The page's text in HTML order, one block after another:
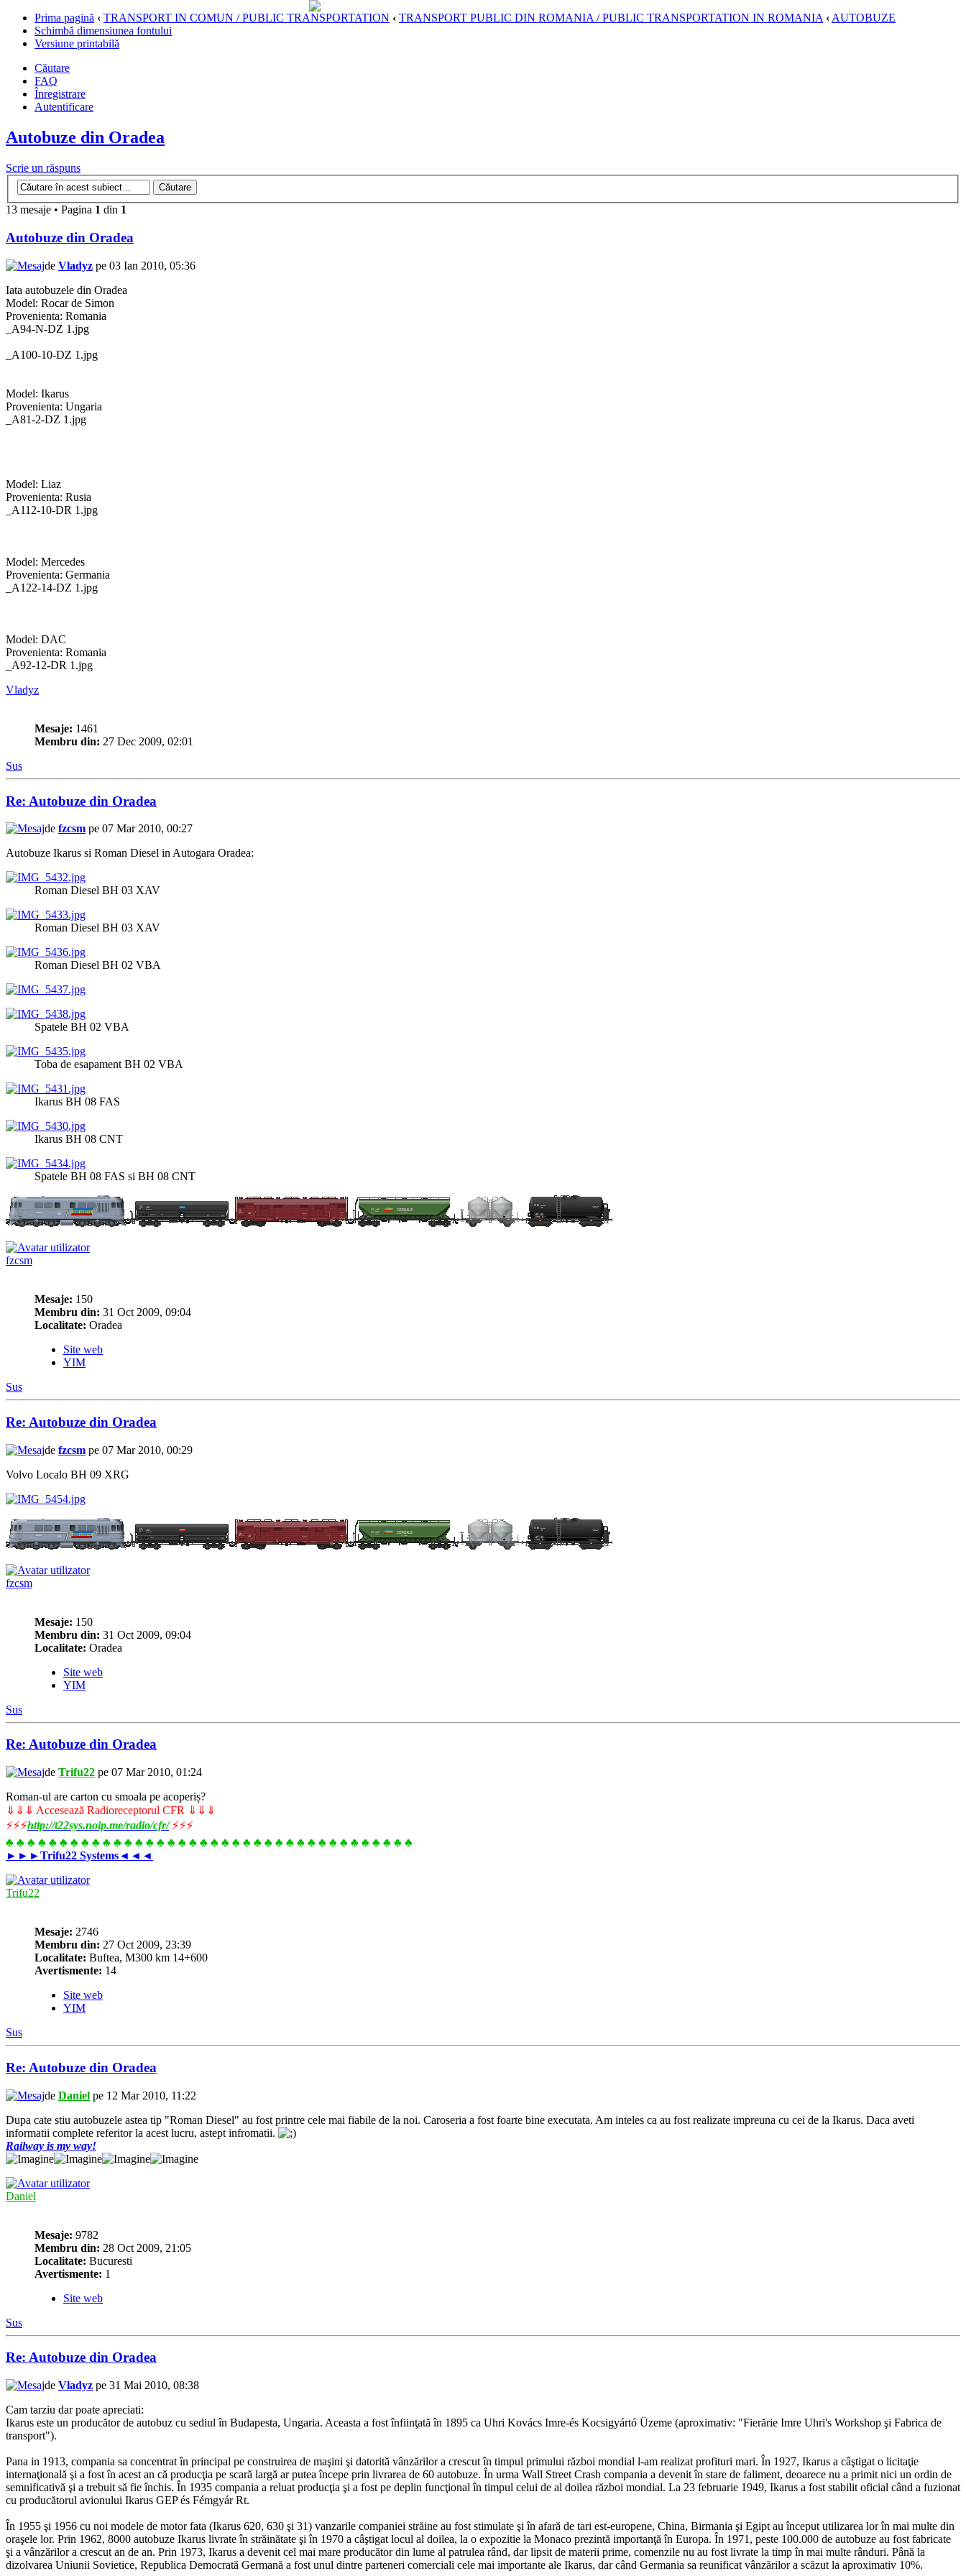
Prima pagină ‹ TRANSPORT IN COMUN / PUBLIC TRANSPORTATION ‹ TRANSPORT PUBLIC DIN ROMANIA / PUBLIC TRANSPORTATION IN ROMANIA ‹ AUTOBUZE
Schimbă dimensiunea fontului
Versiune printabilă
Căutare
FAQ
Înregistrare
Autentificare
Autobuze din Oradea
Scrie un răspuns
13 mesaje • Pagina 1 din 1
Autobuze din Oradea
de Vladyz pe 03 Ian 2010, 05:36
Iata autobuzele din Oradea
Model: Rocar de Simon
Provenienta: Romania
_A94-N-DZ 1.jpg
_A100-10-DZ 1.jpg
Model: Ikarus
Provenienta: Ungaria
_A81-2-DZ 1.jpg
Model: Liaz
Provenienta: Rusia
_A112-10-DR 1.jpg
Model: Mercedes
Provenienta: Germania
_A122-14-DZ 1.jpg
Model: DAC
Provenienta: Romania
_A92-12-DR 1.jpg
Vladyz
Mesaje: 1461
Membru din: 27 Dec 2009, 02:01
Sus
Re: Autobuze din Oradea
de fzcsm pe 07 Mar 2010, 00:27
Autobuze Ikarus si Roman Diesel in Autogara Oradea:
Roman Diesel BH 03 XAV
Roman Diesel BH 03 XAV
Roman Diesel BH 02 VBA
Spatele BH 02 VBA
Toba de esapament BH 02 VBA
Ikarus BH 08 FAS
Ikarus BH 08 CNT
Spatele BH 08 FAS si BH 08 CNT
fzcsm
Mesaje: 150
Membru din: 31 Oct 2009, 09:04
Localitate: Oradea
Site web
YIM
Sus
Re: Autobuze din Oradea
de fzcsm pe 07 Mar 2010, 00:29
Volvo Localo BH 09 XRG
fzcsm
Mesaje: 150
Membru din: 31 Oct 2009, 09:04
Localitate: Oradea
Site web
YIM
Sus
Re: Autobuze din Oradea
de Trifu22 pe 07 Mar 2010, 01:24
Roman-ul are carton cu smoala pe acoperiș?
⇓⇓⇓ Accesează Radioreceptorul CFR ⇓⇓⇓
⚡⚡⚡http://t22sys.noip.me/radio/cfr/ ⚡⚡⚡
♣ ♣ ♣ ♣ ♣ ♣ ♣ ♣ ♣ ♣ ♣ ♣ ♣ ♣ ♣ ♣ ♣ ♣ ♣ ♣ ♣ ♣ ♣ ♣ ♣ ♣ ♣ ♣ ♣ ♣ ♣ ♣ ♣ ♣ ♣ ♣ ♣ ♣
►►►Trifu22 Systems◄◄◄
Trifu22
Mesaje: 2746
Membru din: 27 Oct 2009, 23:39
Localitate: Buftea, M300 km 14+600
Avertismente: 14
Site web
YIM
Sus
Re: Autobuze din Oradea
de Daniel pe 12 Mar 2010, 11:22
Dupa cate stiu autobuzele astea tip "Roman Diesel" au fost printre cele mai fiabile de la noi. Caroseria a fost foarte bine executata. Am inteles ca au fost realizate impreuna cu cei de la Ikarus. Daca aveti
informatii complete referitor la acest lucru, astept infromatii.
Railway is my way!
Daniel
Mesaje: 9782
Membru din: 28 Oct 2009, 21:05
Localitate: Bucuresti
Avertismente: 1
Site web
Sus
Re: Autobuze din Oradea
de Vladyz pe 31 Mai 2010, 08:38
Cam tarziu dar poate apreciati:
Ikarus este un producător de autobuz cu sediul în Budapesta, Ungaria. Aceasta a fost înfiinţată în 1895 ca Uhri Kovács Imre-és Kocsigyártó Üzeme (aproximativ: "Fierărie Imre Uhri's Workshop şi Fabrica de
transport").
Pana in 1913, compania sa concentrat în principal pe construirea de maşini şi datorită vânzărilor a crescut în timpul primului război mondial l-am realizat profituri mari. În 1927, Ikarus a câştigat o licitaţie
internaţională şi a fost în acest an că producţia pe scară largă ar putea începe prin livrarea de 60 autobuze. În urma Wall Street Crash compania a devenit în stare de faliment, deoarece nu a primit nici un ordin de
semnificativă şi a trebuit să fie închis. În 1935 compania a reluat producţia şi a fost pe deplin funcţional în timpul celui de al doilea război mondial. La 23 februarie 1949, Ikarus a fost stabilit oficial când a fuzionat
cu producătorul avionului Ikarus GEP és Fémgyár Rt.
În 1955 şi 1956 cu noi modele de motor fata (Ikarus 620, 630 şi 31) vanzarile companiei străine au fost stimulate şi în afară de tari est-europene, China, Birmania şi Egipt au început utilizarea lor în mai multe din
oraşele lor. Prin 1962, 8000 autobuze Ikarus livrate în străinătate şi în 1970 a câştigat locul al doilea, la o expozitie la Monaco prezintă importanţă în Europa. În 1971, peste 100.000 de autobuze au fost fabricate
şi a vânzărilor a crescut an de an. Prin 1973, Ikarus a devenit cel mai mare producător din lume al patrulea rând, dar lipsit de materii prime, comenzile nu au fost livrate la timp în mai multe rânduri. Până la
dizolvarea Uniunii Sovietice, Republica Democrată Germană a fost unul dintre parteneri comerciali cele mai importante ale Ikarus, dar când Germania sa reunificat vânzărilor a scăzut la aproximativ 10%.